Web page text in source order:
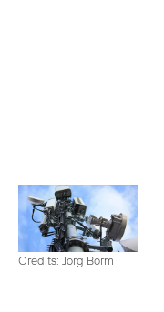
Credits: Jörg Borm